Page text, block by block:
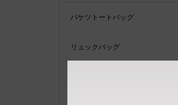
バケツトートバッグ
リュックバッグ